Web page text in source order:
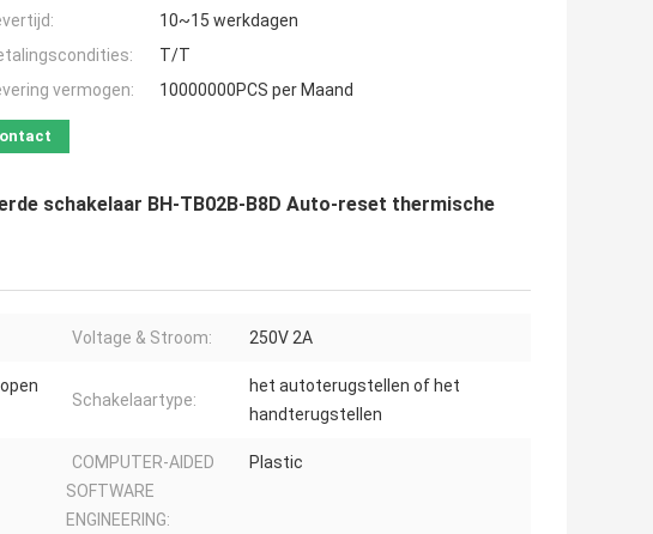
10~15 werkdagen
T/T
vermogen:
10000000PCS per Maand
schakelaar BH-TB02B-B8D Auto-reset thermische
Voltage & Stroom: 250V 2A
Schakelaartype:
het autoterugstellen of het
handterugstellen
COMPUTER-AIDED
SOFTWARE
ENGINEERING:
Plastic